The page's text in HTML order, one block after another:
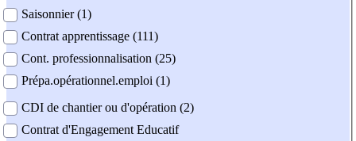
Saisonnier (1)
Contrat apprentissage (111)
Cont. professionnalisation (25)
Prépa.opérationnel.emploi (1)
CDI de chantier ou d'opération (2)
Contrat d'Engagement Educatif